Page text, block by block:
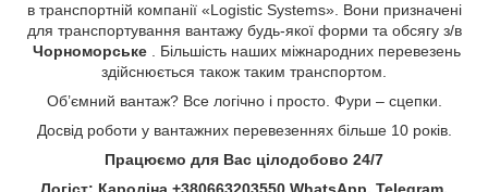
в транспортній компанії «Logistic Systems». Вони призначені
для транспортування вантажу будь-якої форми та обсягу з/в
Чорноморське
. Більшість наших міжнародних перевезень
здійснюється також таким транспортом.
Об’ємний вантаж? Все логічно і просто. Фури – сцепки.
Досвід роботи у вантажних перевезеннях більше 10 років.
Працюємо для Вас цілодобово 24/7